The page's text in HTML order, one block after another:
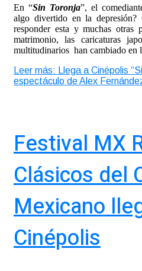
En “Sin Toronja”, el
algo divertido en la
responder esta y muchas otras
matrimonio, las caricaturas
multitudinarios han cambiado en
Leer más: Llega a Cinépolis
espectáculo de Alex
Festival MX
Clásicos del
Mexicano
Cinépolis